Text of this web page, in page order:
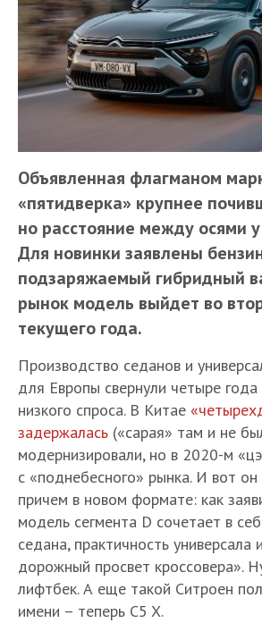
Объявленная флагманом
«пятидверка» крупнее
но расстояние между осями
Для новинки заявлены
подзаряжаемый гибридный
рынок модель выйдет во
текущего года.
Производство седанов и
для Европы свернули четыре года
низкого спроса. В Китае
задержалась («сарая» там и не
модернизировали, но в 2020-м
с «поднебесного» рынка. И вот
причем в новом формате: как
модель сегмента D сочетает в
седана, практичность универсала
дорожный просвет кроссовера».
лифтбек. А еще такой Ситроен
имени – теперь C5 X.